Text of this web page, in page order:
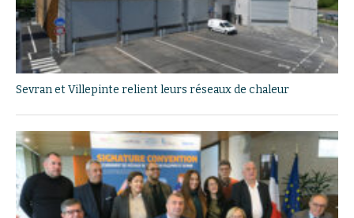
Sevran et Villepinte relient leurs réseaux de chaleur